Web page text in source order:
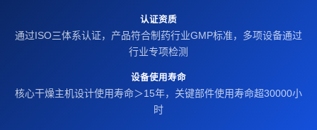
认证资质
通过ISO三体系认证，产品符合制药行业GMP标准，多项设备通过
行业专项检测
设备使用寿命
核心干燥主机设计使用寿命＞15年，关键部件使用寿命超30000小
时